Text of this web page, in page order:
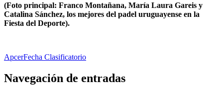
(Foto principal: Franco Montañana, María Laura Gareis y
Catalina Sánchez, los mejores del padel uruguayense en la
Fiesta del Deporte).
ApcerFecha Clasificatorio
Navegación de entradas